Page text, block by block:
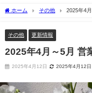
ホーム その他 2025年4
その他 更新情報
2025年4月～5月 営
2025年4月12日 2025年4月12日